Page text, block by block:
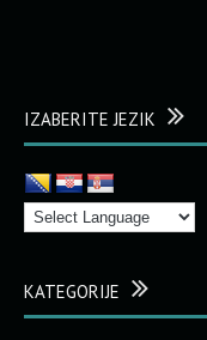
IZABERITE JEZIK
KATEGORIJE